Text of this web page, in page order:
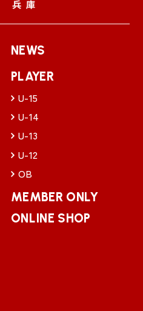
NEWS
PLAYER
U-15
U-14
U-13
U-12
OB
MEMBER ONLY
ONLINE SHOP